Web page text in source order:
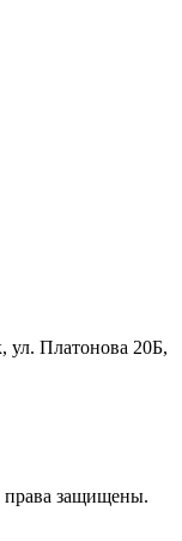
Платонова 20Б,
права защищены.